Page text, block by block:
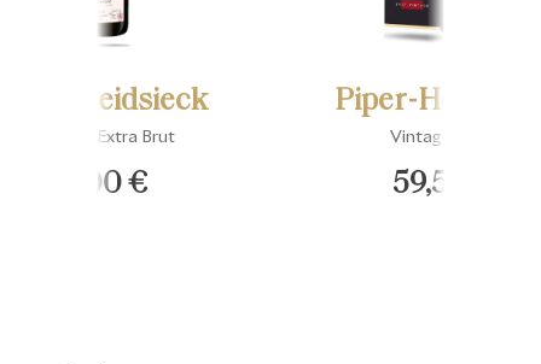
Heidsieck
Essentiel Extra Brut
41,00 €
Piper-
Vintage 2018
59,50 €